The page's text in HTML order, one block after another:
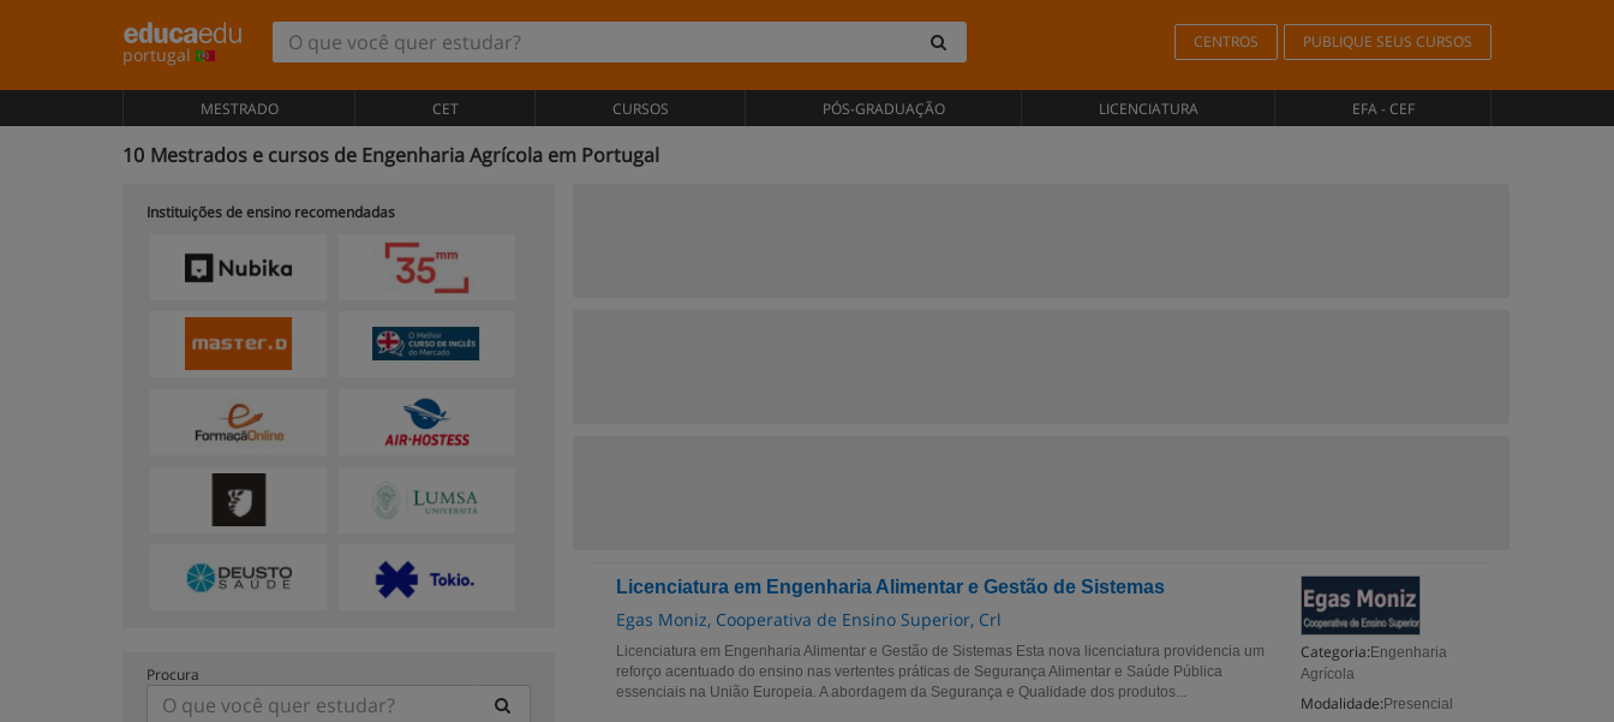
portugal
CENTROS PUBLIQUE SEUS CURSOS
MESTRADO CET CURSOS PÓS-GRADUAÇÃO LICENCIATURA EFA - CEF
10 Mestrados e cursos de Engenharia Agrícola em Portugal
Licenciatura em Engenharia Alimentar e Gestão de Sistemas
Egas Moniz, Cooperativa de Ensino Superior, Crl
Categoria: Engenharia
Agrícola
Modalidade: Presencial
Licenciatura em Engenharia Alimentar e Gestão de Sistemas Esta nova licenciatura providencia um
reforço acentuado do ensino nas vertentes práticas de Segurança Alimentar e Saúde Pública
essenciais na União Europeia. A abordagem da Segurança e Qualidade dos produtos...
Instituições de ensino recomendadas
Procura